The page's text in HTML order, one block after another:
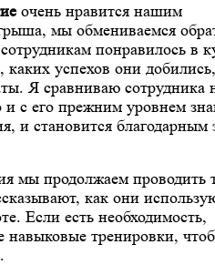
очень нравится нашим
мы обмениваемся
понравилось в
каких успехов они добились,
Я сравниваю сотрудника
и с его прежним уровнем
и становится благодарным
мы продолжаем проводить
как они
Если есть необходимость,
навыковые тренировки,